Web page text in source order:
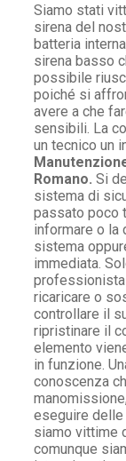
Siamo stati
sirena del
batteria
sirena basso
possibile
poiché si
avere a che
sensibili. La
un tecnico un
Romano. Si
sistema di
passato poco
informare o la
sistema
immediata.
ricaricare o
controllare il
ripristinare il
elemento
in funzione.
conoscenza
eseguire delle
siamo vittime
comunque